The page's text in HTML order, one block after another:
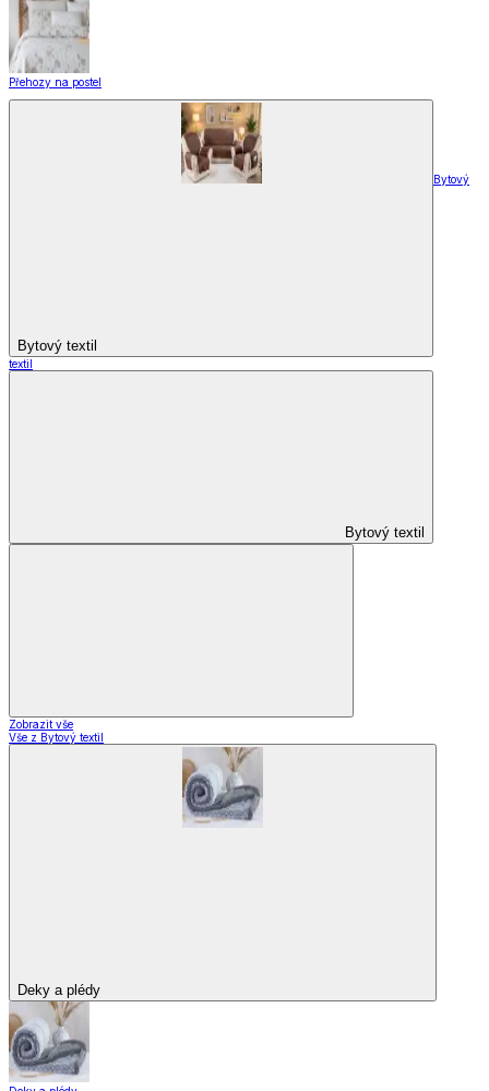
Přehozy na postel
Bytový textil
Bytový
textil
Bytový textil
Zobrazit vše
Vše z Bytový textil
Deky a plédy